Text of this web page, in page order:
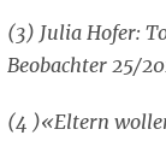
(3) Julia Hofer:
Beobachter 25/
(4 )«Eltern